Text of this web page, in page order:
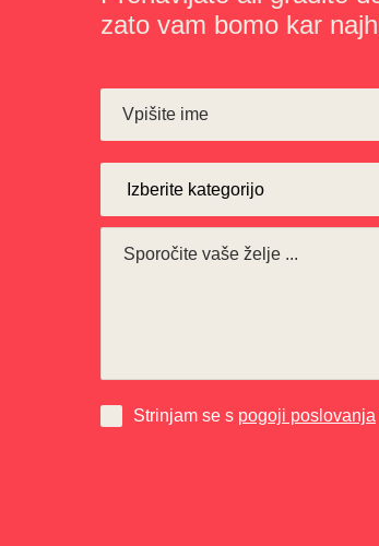
zato vam bomo kar
Strinjam se s pogoji poslovanja